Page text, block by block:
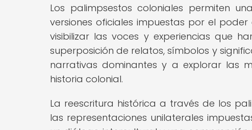
Los palimpsestos coloniales permiten
versiones oficiales impuestas por el
visibilizar las voces y experiencias que
superposición de relatos, símbolos y
narrativas dominantes y a explorar las
historia colonial.
La reescritura histórica a través de los
las representaciones unilaterales